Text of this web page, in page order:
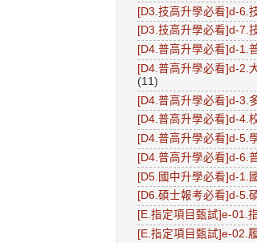
[D3.技高升學必看]d-6.
[D3.技高升學必看]d-7.
[D4.普高升學必看]d-1.
[D4.普高升學必看]d-2.
(11)
[D4.普高升學必看]d-3.
[D4.普高升學必看]d-4.
[D4.普高升學必看]d-5.
[D4.普高升學必看]d-6.
[D5.國中升學必看]d-1.
[D6.碩士報考必看]d-5.
[E.指定項目甄試]e-01.
[E.指定項目甄試]e-02.